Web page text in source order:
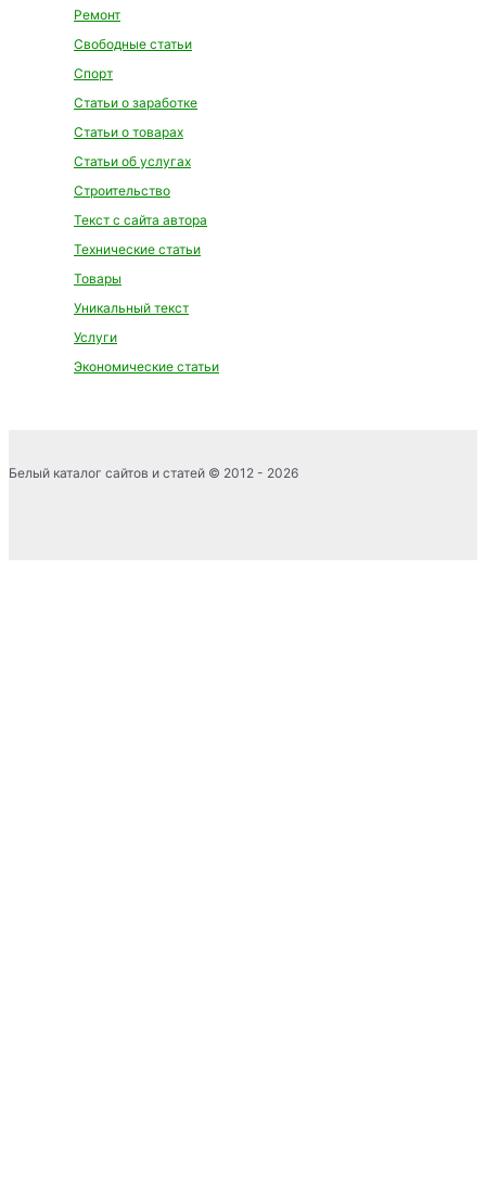
Ремонт
Свободные статьи
Спорт
Статьи о заработке
Статьи о товарах
Статьи об услугах
Строительство
Текст с сайта автора
Технические статьи
Товары
Уникальный текст
Услуги
Экономические статьи
Белый каталог сайтов и статей © 2012 - 2026